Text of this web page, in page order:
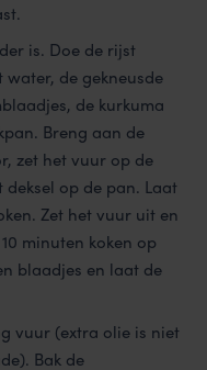
is. Doe de rijst
water, de gekneusde
de kurkuma
Breng aan de
zet het vuur op de
op de pan. Laat
Zet het vuur uit en
minuten koken op
blaadjes en laat de
vuur (extra olie is niet
Bak de